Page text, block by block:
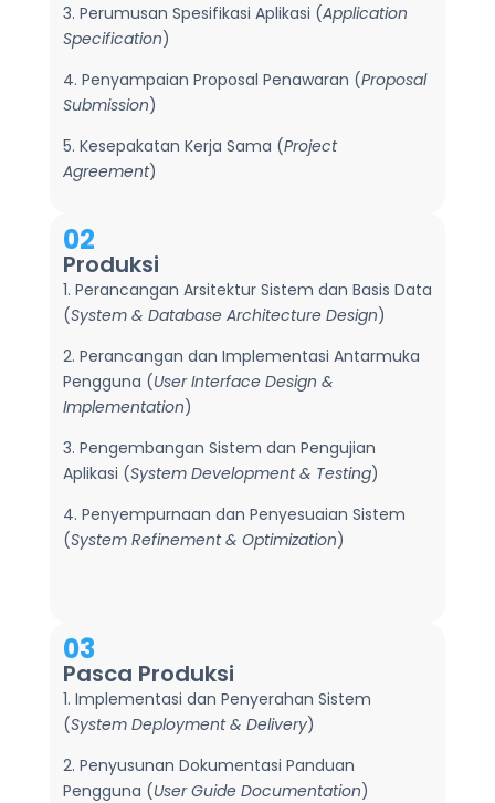
3. Perumusan Spesifikasi Aplikasi (Application
Specification)
4. Penyampaian Proposal Penawaran (Proposal
Submission)
5. Kesepakatan Kerja Sama (Project
Agreement)
02
Produksi
1. Perancangan Arsitektur Sistem dan Basis Data
(System & Database Architecture Design)
2. Perancangan dan Implementasi Antarmuka
Pengguna (User Interface Design &
Implementation)
3. Pengembangan Sistem dan Pengujian
Aplikasi (System Development & Testing)
4. Penyempurnaan dan Penyesuaian Sistem
(System Refinement & Optimization)
03
Pasca Produksi
1. Implementasi dan Penyerahan Sistem
(System Deployment & Delivery)
2. Penyusunan Dokumentasi Panduan
Pengguna (User Guide Documentation)